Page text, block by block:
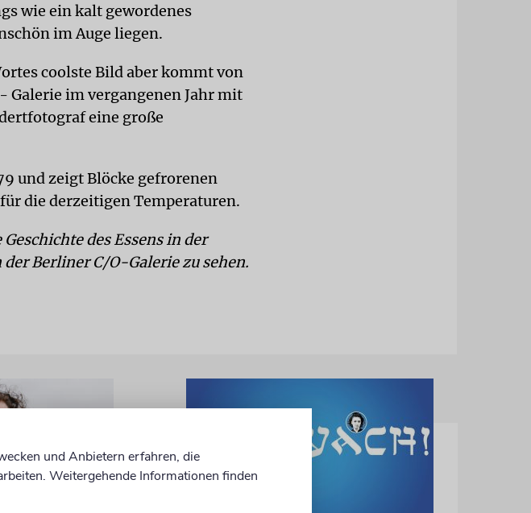
wie ein kalt gewordenes
im Auge liegen.
coolste Bild aber kommt von
Galerie im vergangenen Jahr mit
eine große
und zeigt Blöcke gefrorenen
die derzeitigen Temperaturen.
des Essens in der
Berliner C/O-Galerie zu sehen.
und Anbietern erfahren, die
Weitergehende Informationen finden